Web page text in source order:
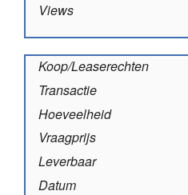
Views
Koop/Leaserechten
Transactie
Hoeveelheid
Vraagprijs
Leverbaar
Datum